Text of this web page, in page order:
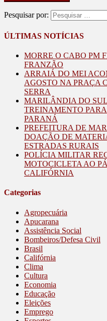
Pesquisar por:
ÚLTIMAS NOTÍCIAS
MORRE O CABO PM
FRANZÃO
ARRAIÁ DO MEI
AGOSTO NA PRAÇA
SERRA
MARILÂNDIA DO
TREINAMENTO
PARANÁ
PREFEITURA DE
DOAÇÃO DE
ESTRADAS RURAIS
POLÍCIA MILITAR
MOTOCICLETA AO
CALIFÓRNIA
Categorias
Agropecuária
Apucarana
Assistência Social
Bombeiros/Defesa Civil
Brasil
Califórnia
Clima
Cultura
Economia
Educação
Eleições
Emprego